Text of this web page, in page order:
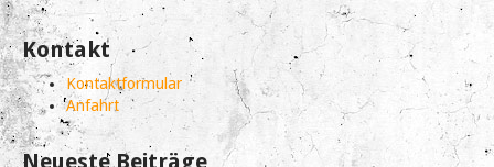
n
a
v
i
g
a
Kontakt
Kontaktformular
Anfahrt
Neueste Beiträge